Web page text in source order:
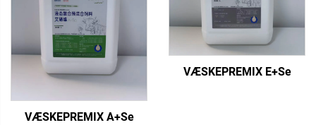
VÆSKEPREMIX A+Se
VÆSKEPREMIX E+Se